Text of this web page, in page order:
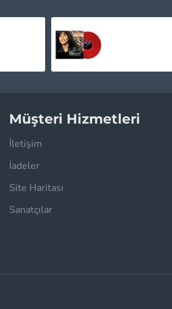
Müşteri Hizmetleri
İletişim
İadeler
Site Haritası
Sanatçılar